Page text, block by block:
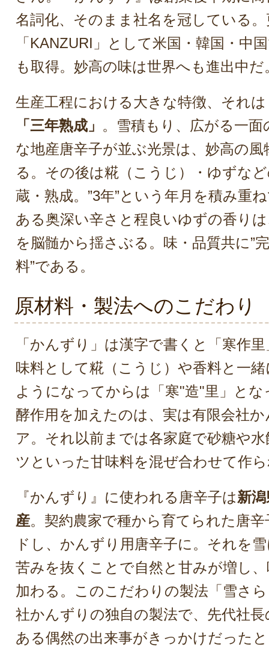
名詞化、そのまま社名を冠している
「KANZURI」として米国・韓国・中
も取得。妙高の味は世界へも進出中だ
生産工程における大きな特徴、それは
「三年熟成」 。雪積もり、広がる一
な地産唐辛子が並ぶ光景は、妙高の
る。その後は糀（こうじ）・ゆずな
蔵・熟成。”3年”という年月を積み重
ある奥深い辛さと程良いゆずの香り
を脳髄から揺さぶる。味・品質共に”
料”である。
原材料・製法へのこだわり
「かんずり」は漢字で書くと「寒作
味料として糀（こうじ）や香料と一
ようになってからは「寒"造"里」と
酵作用を加えたのは、実は有限会社
ア。それ以前までは各家庭で砂糖や
ツといった甘味料を混ぜ合わせて作
『かんずり』に使われる唐辛子は新
産。契約農家で種から育てられた唐
ドし、かんずり用唐辛子に。それを
苦みを抜くことで自然と甘みが増し
加わる。このこだわりの製法「雪さ
社かんずりの独自の製法で、先代社
ある偶然の出来事がきっかけだった